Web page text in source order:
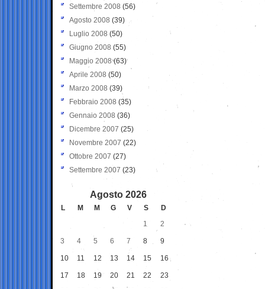
Settembre 2008 (56)
Agosto 2008 (39)
Luglio 2008 (50)
Giugno 2008 (55)
Maggio 2008(63)
Aprile 2008 (50)
Marzo 2008 (39)
Febbraio 2008 (35)
Gennaio 2008 (36)
Dicembre 2007 (25)
Novembre 2007 (22)
Ottobre 2007 (27)
Settembre 2007 (23)
Agosto 2026
L M M G V S
D
1
2
3 4 5 6 7 8 9
10 11 12 13 14 15 16
17 18 19 20 21 22 23